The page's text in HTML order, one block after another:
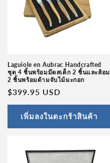
Laguiole en Aubrac Handcrafted
ชุด 4 ชิ้นพร้อมมีดสเต็ก 2 ชิ้นและส้อม
2 ชิ้นพร้อมด้ามจับไม้มะกอก
ราคา
ปกติ
$399.95 USD
เพิ่มลงในตะกร้าสินค้า